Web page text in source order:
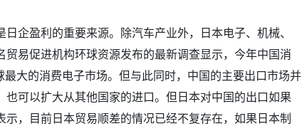
企盈利的重要来源。除汽车产业外，日本电子、机械、
易促进机构环球资源发布的最新调查显示，今年中国消
大的消费电子市场。但与此同时，中国的主要出口市场并
可以扩大从其他国家的进口。但日本对中国的出口如果
，目前日本贸易顺差的情况已经不复存在，如果日本制